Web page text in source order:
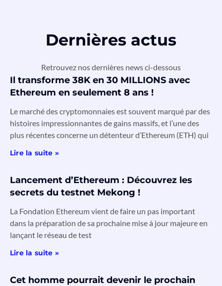
Dernières actus
Retrouvez nos dernières news ci-dessous
Il transforme 38K en 30 MILLIONS avec
Ethereum en seulement 8 ans !
Le marché des cryptomonnaies est souvent marqué par des
histoires impressionnantes de gains massifs, et l’une des
plus récentes concerne un détenteur d’Ethereum (ETH) qui
Lire la suite »
Lancement d’Ethereum : Découvrez les
secrets du testnet Mekong !
La Fondation Ethereum vient de faire un pas important
dans la préparation de sa prochaine mise à jour majeure en
lançant le réseau de test
Lire la suite »
Cet homme pourrait devenir le prochain